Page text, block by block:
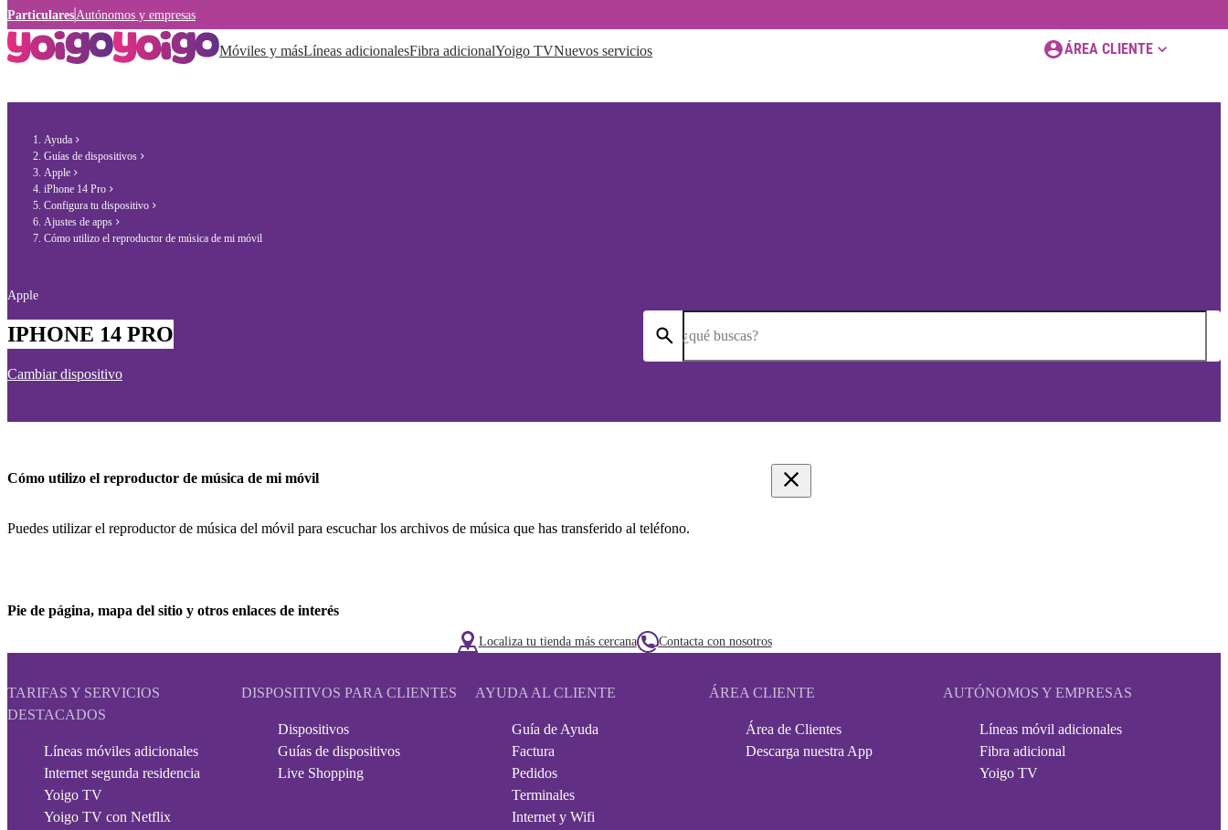
Particulares Autónomos y empresas
Móviles y másLíneas adicionalesFibra adicionalYoigo TVNuevos servicios ÁREA CLIENTE
Ayuda
Guías de dispositivos
Apple
iPhone 14 Pro
Configura tu dispositivo
Ajustes de apps
Cómo utilizo el reproductor de música de mi móvil
Apple
IPHONE 14 PRO
Cambiar dispositivo
¿qué buscas?
Cómo utilizo el reproductor de música de mi móvil
Puedes utilizar el reproductor de música del móvil para escuchar los archivos de música que has transferido al teléfono.
Pie de página, mapa del sitio y otros enlaces de interés
Localiza tu tienda más cercana Contacta con nosotros
TARIFAS Y SERVICIOS
DESTACADOS
Líneas móviles adicionales
Internet segunda residencia
Yoigo TV
Yoigo TV con Netflix
DISPOSITIVOS PARA CLIENTES
Dispositivos
Guías de dispositivos
Live Shopping
AYUDA AL CLIENTE
Guía de Ayuda
Factura
Pedidos
Terminales
Internet y Wifi
ÁREA CLIENTE
Área de Clientes
Descarga nuestra App
AUTÓNOMOS Y EMPRESAS
Líneas móvil adicionales
Fibra adicional
Yoigo TV